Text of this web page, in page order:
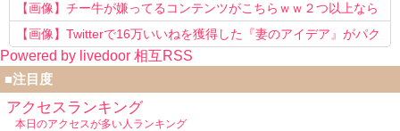
【画像】チー牛が嫌ってるコンテンツがこちらｗｗ２つ以上なら
確定ｗｗ
【画像】Twitterで16万いいねを獲得した『妻のアイデア』がパク
リで草www
Powered by livedoor 相互RSS
■注目度
アクセスランキング
本日のアクセスが多い人ランキング